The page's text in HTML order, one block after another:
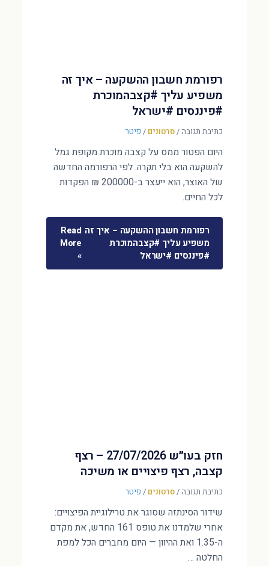
רפורמת חשבון ההשקעה – איך זה
משפיע עליך #קצבהמוכרת
#פיננסים #ישראל
כתיבת תגובה/סרטונים / פיטר
היום הפטור ממס על קצבה מוכרת מקופת גמל
להשקעה הוא בלי תקרה. לפי הרפורמה החדשה
של האוצר, הוא ייעצר ב-200000 ₪ הפקדות
לכל החיים.
רפורמת חשבון ההשקעה – איך זה
משפיע עליך #קצבהמוכרת
#פיננסים #ישראל
Read
More
»
חזק בעו״ש 27/07/2026 – רצף
קצבה, רצף פיצויים או משיכה
כתיבת תגובה/סרטונים / פיטר
שידור הסינתזה שסוגר את טרילוגיית הפיצויים:
אחרי שלמדנו את טופס 161 החדש, את מקדם
ה-1.35 ואת ההיוון — היום מחברים הכל למפת
החלטה …